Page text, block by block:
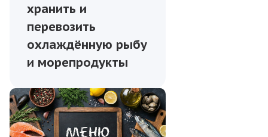
хранить и
перевозить
охлаждённую рыбу
и морепродукты